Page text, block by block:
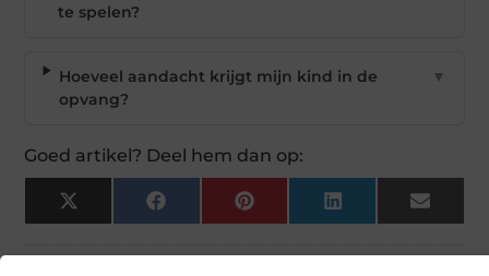
te spelen?
Hoeveel aandacht krijgt mijn kind in de
opvang?
▼
Goed artikel? Deel hem dan op:
X
(Twitter)
Facebook Pinterest LinkedIn Email